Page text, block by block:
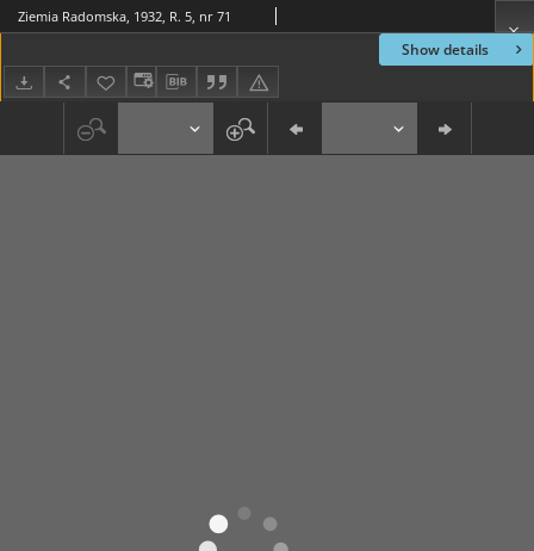
Show details
Ziemia Radomska, 1932, R. 5, nr 71